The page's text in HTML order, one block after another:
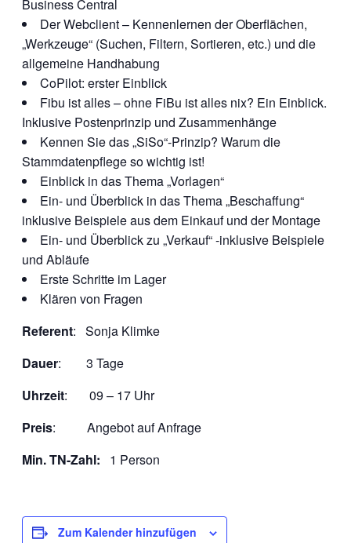
Business Central
Der Webclient – Kennenlernen der Oberflächen,
„Werkzeuge“ (Suchen, Filtern, Sortieren, etc.) und die
allgemeine Handhabung
CoPilot: erster Einblick
Fibu ist alles – ohne FiBu ist alles nix? Ein Einblick.
Inklusive Postenprinzip und Zusammenhänge
Kennen Sie das „SiSo“-Prinzip? Warum die
Stammdatenpflege so wichtig ist!
Einblick in das Thema „Vorlagen“
Ein- und Überblick in das Thema „Beschaffung“
inklusive Beispiele aus dem Einkauf und der Montage
Ein- und Überblick zu „Verkauf“ -inklusive Beispiele
und Abläufe
Erste Schritte im Lager
Klären von Fragen
Referent: Sonja Klimke
Dauer: 3 Tage
Uhrzeit: 09 – 17 Uhr
Preis: Angebot auf Anfrage
Min. TN-Zahl:
1 Person
Zum Kalender hinzufügen